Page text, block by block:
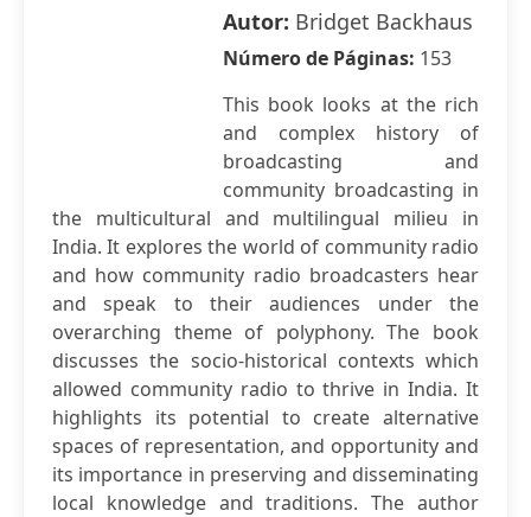
Autor: Bridget Backhaus
Número de Páginas: 153
This book looks at the rich
and complex history of
broadcasting and
community broadcasting in
the multicultural and multilingual milieu in
India. It explores the world of community radio
and how community radio broadcasters hear
and speak to their audiences under the
overarching theme of polyphony. The book
discusses the socio-historical contexts which
allowed community radio to thrive in India. It
highlights its potential to create alternative
spaces of representation, and opportunity and
its importance in preserving and disseminating
local knowledge and traditions. The author